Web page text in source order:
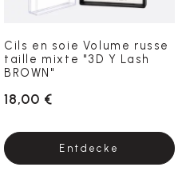
Cils en soie Volume russe
taille mixte "3D Y Lash
BROWN"
18,00 €
Entdecke